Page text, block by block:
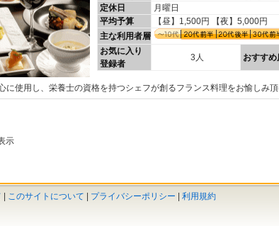
定休日
月曜日
平均予算
【昼】1,500円 【夜】5,000円
主な利用者層
お気に入り
登録者
3人 おすすめ
に使用し、栄養士の資格を持つシェフが創るフランス料理をお愉しみ頂
示
このサイトについて プライバシーポリシー 利用規約